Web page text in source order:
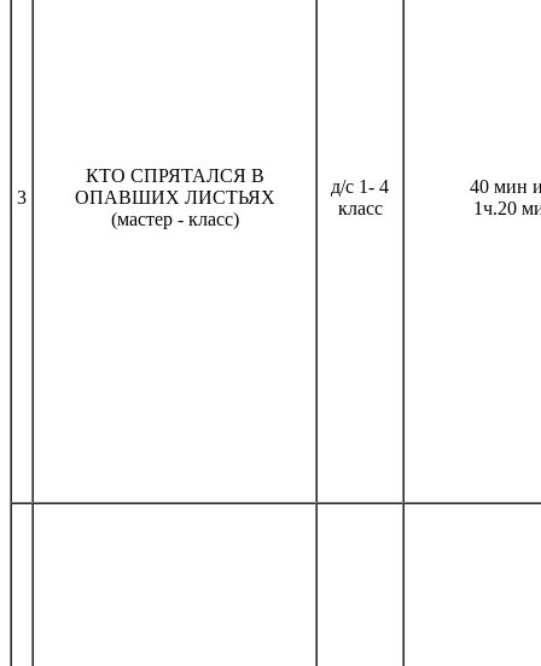
3
КТО СПРЯТАЛСЯ В
ОПАВШИХ ЛИСТЬЯХ
(мастер - класс)
д/с 1- 4
класс
40 мин
1ч.20